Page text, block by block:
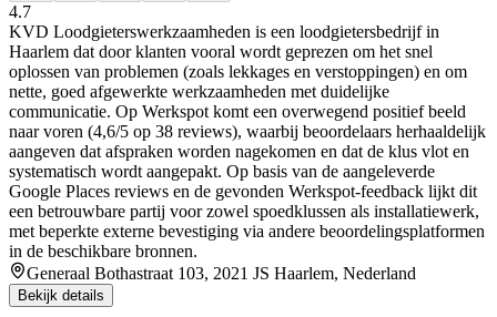
4.7
KVD Loodgieterswerkzaamheden is een loodgietersbedrijf in
Haarlem dat door klanten vooral wordt geprezen om het snel
oplossen van problemen (zoals lekkages en verstoppingen) en om
nette, goed afgewerkte werkzaamheden met duidelijke
communicatie. Op Werkspot komt een overwegend positief beeld
naar voren (4,6/5 op 38 reviews), waarbij beoordelaars herhaaldelijk
aangeven dat afspraken worden nagekomen en dat de klus vlot en
systematisch wordt aangepakt. Op basis van de aangeleverde
Google Places reviews en de gevonden Werkspot-feedback lijkt dit
een betrouwbare partij voor zowel spoedklussen als installatiewerk,
met beperkte externe bevestiging via andere beoordelingsplatformen
in de beschikbare bronnen.
Generaal Bothastraat 103, 2021 JS Haarlem, Nederland
Bekijk details